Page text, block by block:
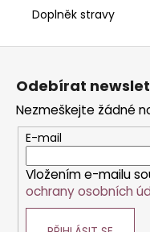
Doplněk stravy
Z
Odebírat
Nezmeškejte žádné
E-mail
Vložením e-mailu
ochrany osobních